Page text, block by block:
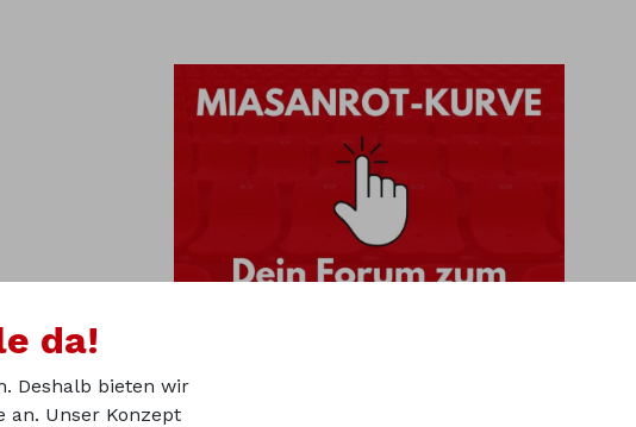
da!
Deshalb bieten wir
Unser Konzept